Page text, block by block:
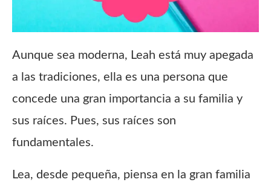
Aunque sea moderna, Leah está muy apegada
a las tradiciones, ella es una persona que
concede una gran importancia a su familia y
sus raíces. Pues, sus raíces son
fundamentales.
Lea, desde pequeña, piensa en la gran familia